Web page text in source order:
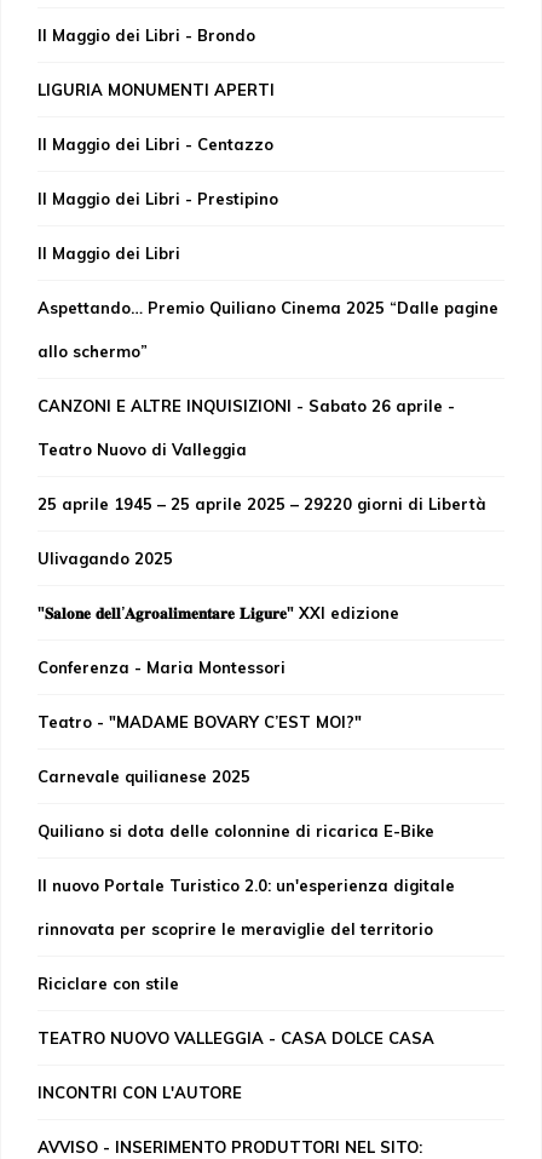
Il Maggio dei Libri - Brondo
LIGURIA MONUMENTI APERTI
Il Maggio dei Libri - Centazzo
Il Maggio dei Libri - Prestipino
Il Maggio dei Libri
Aspettando… Premio Quiliano Cinema 2025 “Dalle pagine
allo schermo”
CANZONI E ALTRE INQUISIZIONI - Sabato 26 aprile -
Teatro Nuovo di Valleggia
25 aprile 1945 – 25 aprile 2025 – 29220 giorni di Libertà
Ulivagando 2025
"𝐒𝐚𝐥𝐨𝐧𝐞 𝐝𝐞𝐥𝐥’𝐀𝐠𝐫𝐨𝐚𝐥𝐢𝐦𝐞𝐧𝐭𝐚𝐫𝐞 𝐋𝐢𝐠𝐮𝐫𝐞" XXI edizione
Conferenza - Maria Montessori
Teatro - "MADAME BOVARY C’EST MOI?"
Carnevale quilianese 2025
Quiliano si dota delle colonnine di ricarica E-Bike
Il nuovo Portale Turistico 2.0: un'esperienza digitale
rinnovata per scoprire le meraviglie del territorio
Riciclare con stile
TEATRO NUOVO VALLEGGIA - CASA DOLCE CASA
INCONTRI CON L'AUTORE
AVVISO - INSERIMENTO PRODUTTORI NEL SITO: